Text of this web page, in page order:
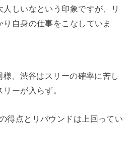
しいなという印象ですが、リ
自身の仕事をこなしていま
、渋谷はスリーの確率に苦し
ーが入らず。
得点とリバウンドは上回ってい